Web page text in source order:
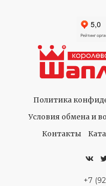
Политика
Условия обмена и
Контакты
+7